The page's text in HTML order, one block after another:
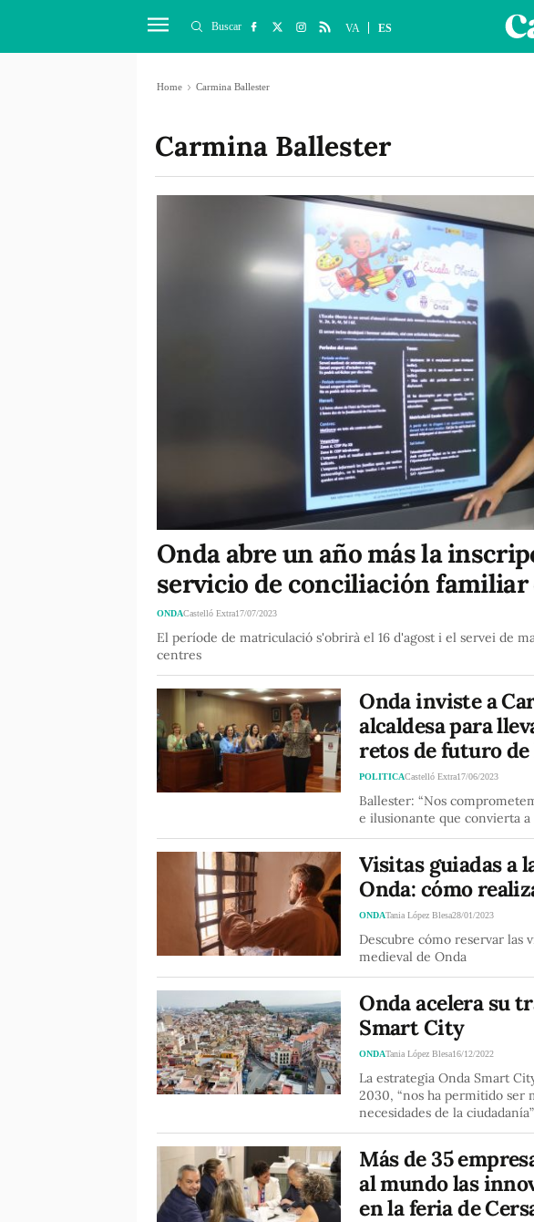
Buscar VA ES
Home Carmina Ballester
Carmina Ballester
Onda abre un año más la
servicio de conciliación familiar
ONDACastelló Extra17/07/2023
El període de matriculació s'obrirà el 16 d'agost i el servei de
centres
Onda inviste a
alcaldesa para
retos de futuro
POLITICACastelló Extra17/06/2023
Ballester: “Nos
e ilusionante que convierta
Visitas guiadas a
Onda: cómo
ONDATania López Blesa28/01/2023
Descubre cómo reservar las
medieval de Onda
Onda acelera su
Smart City
ONDATania López Blesa16/12/2022
La estrategia Onda Smart
2030, “nos ha permitido ser
necesidades de la ciudadanía”
Más de 35
al mundo las
en la feria de